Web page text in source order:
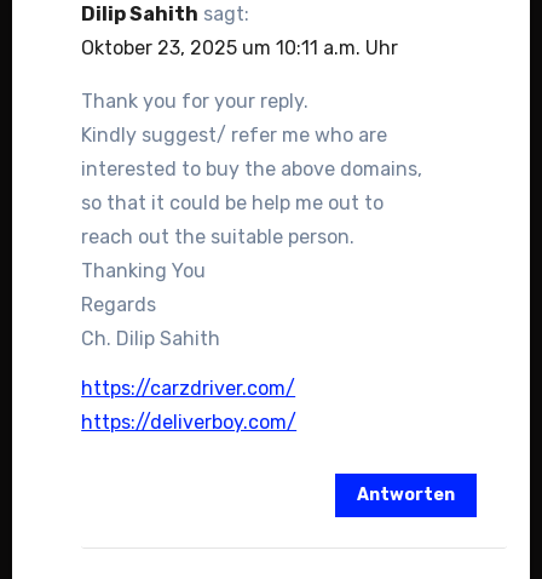
Dilip Sahith sagt:
Oktober 23, 2025 um 10:11 a.m. Uhr
Thank you for your reply.
Kindly suggest/ refer me who are
interested to buy the above domains,
so that it could be help me out to
reach out the suitable person.
Thanking You
Regards
Ch. Dilip Sahith
https://carzdriver.com/
https://deliverboy.com/
Antworten